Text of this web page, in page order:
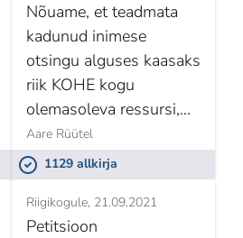
Nõuame, et teadmata
kadunud inimese
otsingu alguses kaasaks
riik KOHE kogu
olemasoleva ressursi,
kaasaarvatud
vabatahtliku
organisatsiooni SA
Kadunud OPEROG.
Aare Rüütel
1129 allkirja
Riigikogule 21.09.2021
Petitsioon